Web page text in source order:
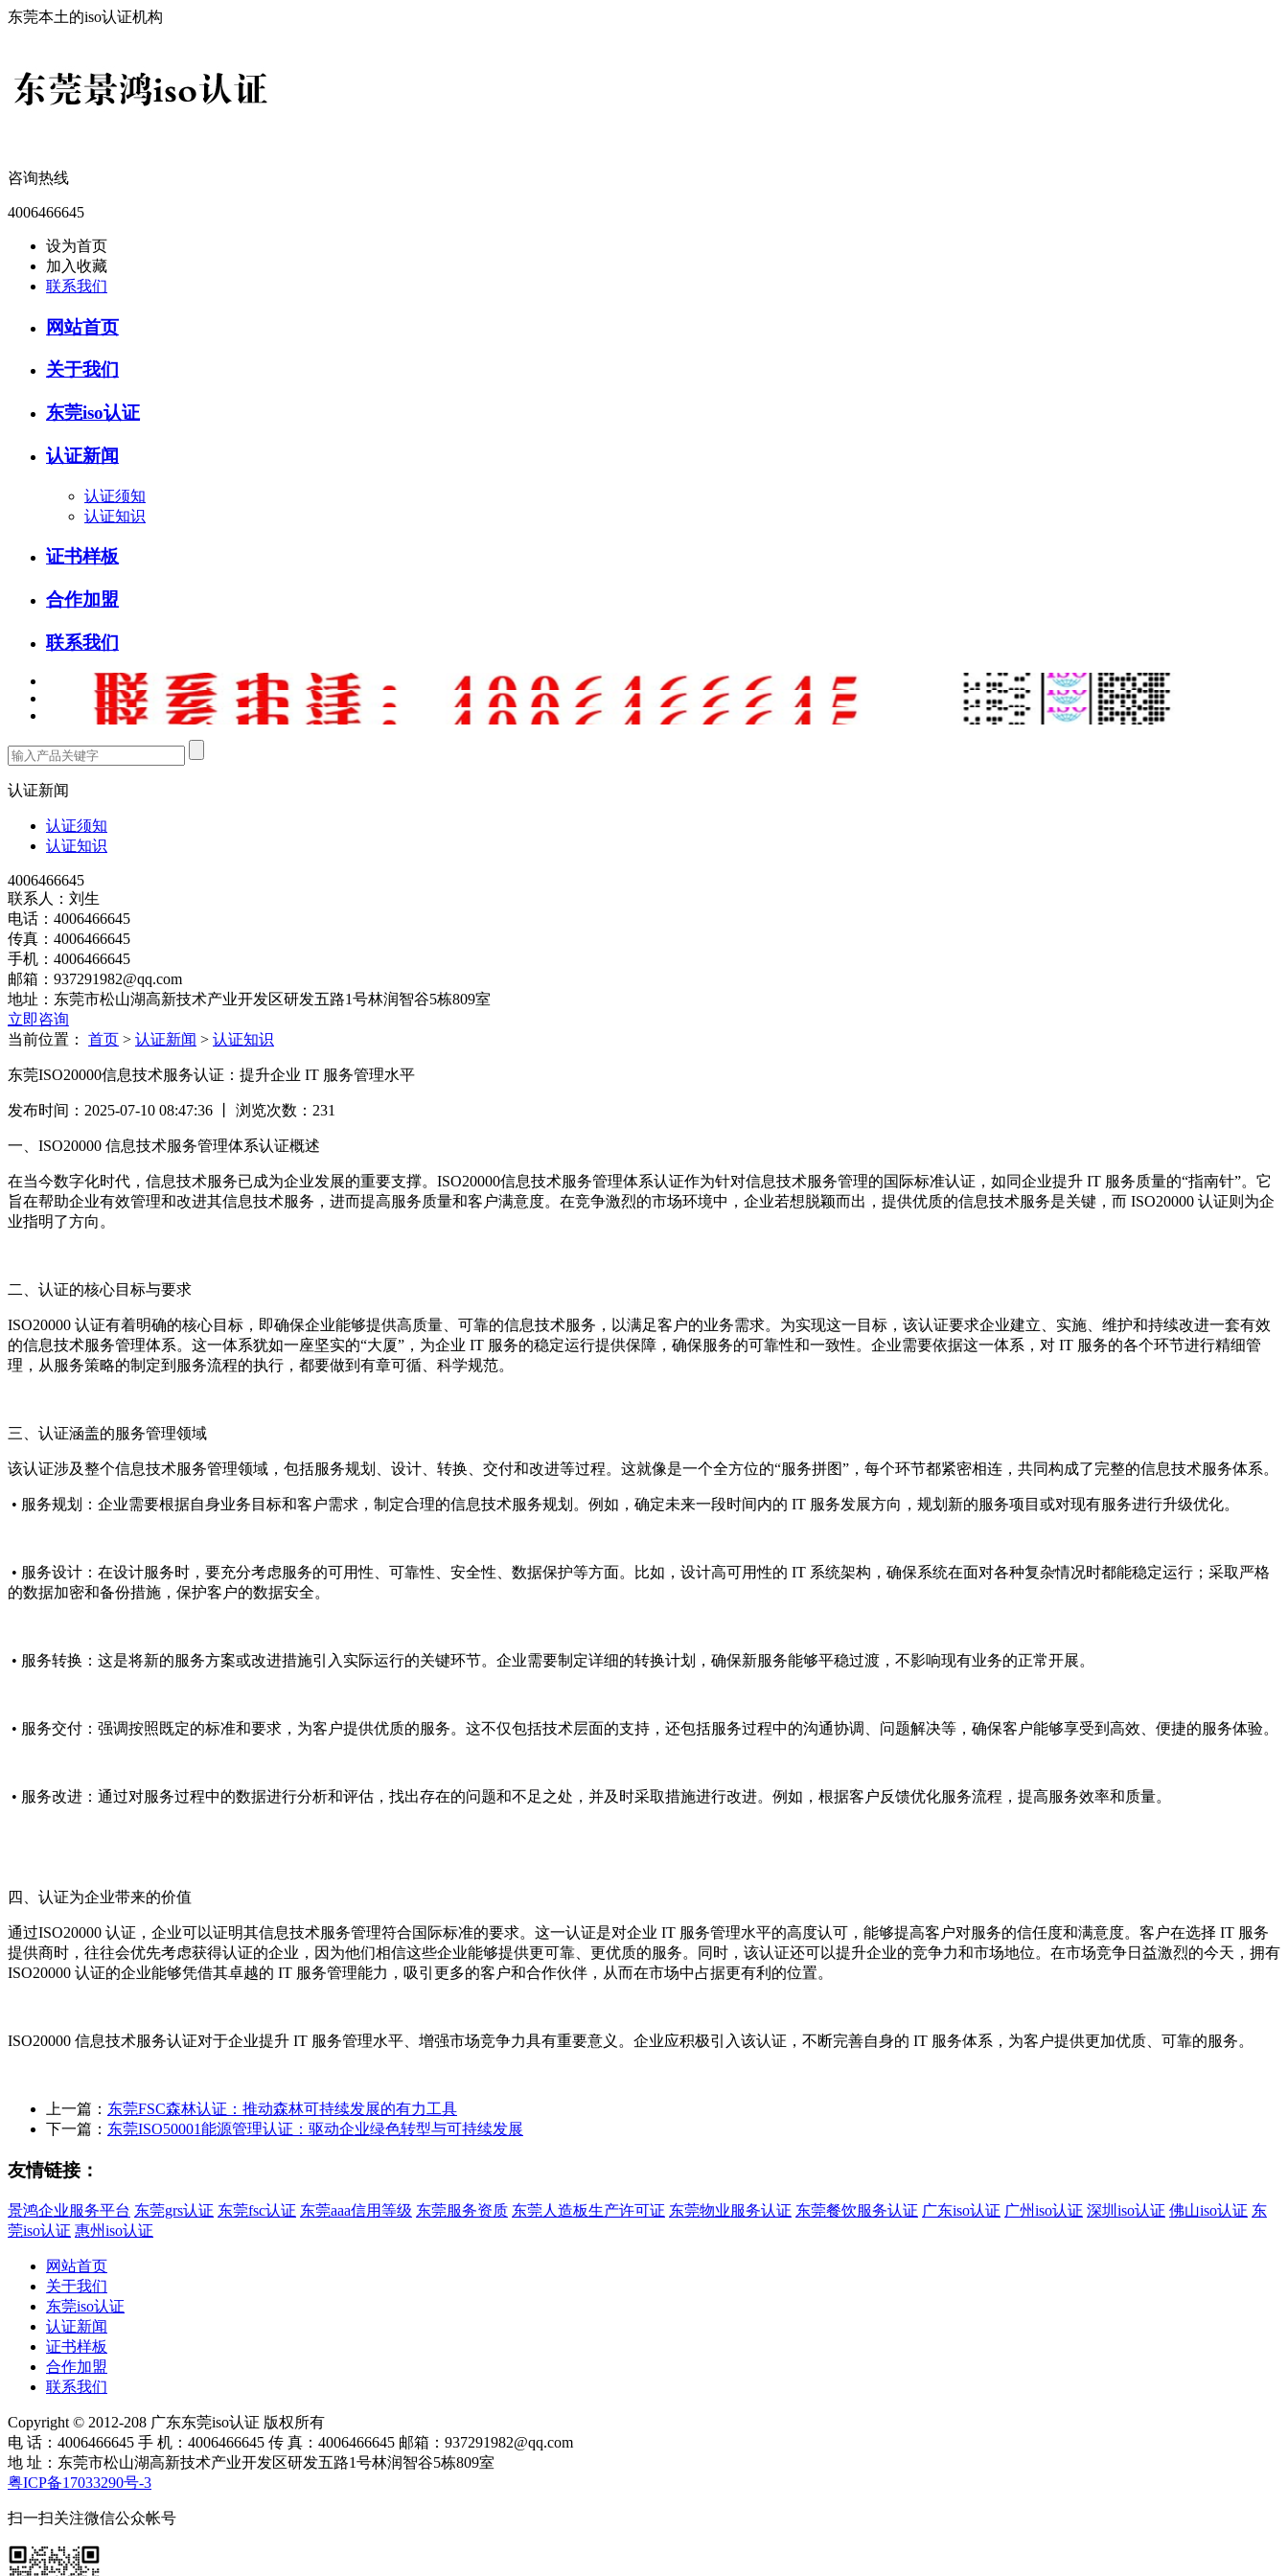
东莞本土的iso认证机构
咨询热线
4006466645
设为首页
加入收藏
联系我们
网站首页
关于我们
东莞iso认证
认证新闻
认证须知
认证知识
证书样板
合作加盟
联系我们
认证新闻
认证须知
认证知识
4006466645
联系人：刘生
电话：4006466645
传真：4006466645
手机：4006466645
邮箱：937291982@qq.com
地址：东莞市松山湖高新技术产业开发区研发五路1号林润智谷5栋809室
立即咨询
当前位置： 首页 > 认证新闻 > 认证知识
东莞ISO20000信息技术服务认证：提升企业 IT 服务管理水平
发布时间：2025-07-10 08:47:36 丨 浏览次数： 231
一、ISO20000 信息技术服务管理体系认证概述
在当今数字化时代，信息技术服务已成为企业发展的重要支撑。ISO20000信息技术服务管理体系认证作为针对信息技术服务管理的国际标准认证，如同企业提升 IT 服务质量的“指南针”。它
旨在帮助企业有效管理和改进其信息技术服务，进而提高服务质量和客户满意度。在竞争激烈的市场环境中，企业若想脱颖而出，提供优质的信息技术服务是关键，而 ISO20000 认证则为企
业指明了方向。
二、认证的核心目标与要求
ISO20000 认证有着明确的核心目标，即确保企业能够提供高质量、可靠的信息技术服务，以满足客户的业务需求。为实现这一目标，该认证要求企业建立、实施、维护和持续改进一套有效
的信息技术服务管理体系。这一体系犹如一座坚实的“大厦”，为企业 IT 服务的稳定运行提供保障，确保服务的可靠性和一致性。企业需要依据这一体系，对 IT 服务的各个环节进行精细管
理，从服务策略的制定到服务流程的执行，都要做到有章可循、科学规范。
三、认证涵盖的服务管理领域
该认证涉及整个信息技术服务管理领域，包括服务规划、设计、转换、交付和改进等过程。这就像是一个全方位的“服务拼图”，每个环节都紧密相连，共同构成了完整的信息技术服务体系。
• 服务规划：企业需要根据自身业务目标和客户需求，制定合理的信息技术服务规划。例如，确定未来一段时间内的 IT 服务发展方向，规划新的服务项目或对现有服务进行升级优化。
• 服务设计：在设计服务时，要充分考虑服务的可用性、可靠性、安全性、数据保护等方面。比如，设计高可用性的 IT 系统架构，确保系统在面对各种复杂情况时都能稳定运行；采取严格
的数据加密和备份措施，保护客户的数据安全。
• 服务转换：这是将新的服务方案或改进措施引入实际运行的关键环节。企业需要制定详细的转换计划，确保新服务能够平稳过渡，不影响现有业务的正常开展。
• 服务交付：强调按照既定的标准和要求，为客户提供优质的服务。这不仅包括技术层面的支持，还包括服务过程中的沟通协调、问题解决等，确保客户能够享受到高效、便捷的服务体验。
• 服务改进：通过对服务过程中的数据进行分析和评估，找出存在的问题和不足之处，并及时采取措施进行改进。例如，根据客户反馈优化服务流程，提高服务效率和质量。
四、认证为企业带来的价值
通过ISO20000 认证，企业可以证明其信息技术服务管理符合国际标准的要求。这一认证是对企业 IT 服务管理水平的高度认可，能够提高客户对服务的信任度和满意度。客户在选择 IT 服务
提供商时，往往会优先考虑获得认证的企业，因为他们相信这些企业能够提供更可靠、更优质的服务。同时，该认证还可以提升企业的竞争力和市场地位。在市场竞争日益激烈的今天，拥有
ISO20000 认证的企业能够凭借其卓越的 IT 服务管理能力，吸引更多的客户和合作伙伴，从而在市场中占据更有利的位置。
ISO20000 信息技术服务认证对于企业提升 IT 服务管理水平、增强市场竞争力具有重要意义。企业应积极引入该认证，不断完善自身的 IT 服务体系，为客户提供更加优质、可靠的服务。
上一篇： 东莞FSC森林认证：推动森林可持续发展的有力工具
下一篇： 东莞ISO50001能源管理认证：驱动企业绿色转型与可持续发展
友情链接：
景鸿企业服务平台 东莞grs认证 东莞fsc认证 东莞aaa信用等级 东莞服务资质 东莞人造板生产许可证 东莞物业服务认证 东莞餐饮服务认证 广东iso认证 广州iso认证 深圳iso认证 佛山iso认证 东
莞iso认证 惠州iso认证
网站首页
关于我们
东莞iso认证
认证新闻
证书样板
合作加盟
联系我们
Copyright © 2012-208 广东东莞iso认证 版权所有
电 话：4006466645 手 机：4006466645 传 真：4006466645 邮箱：937291982@qq.com
地 址：东莞市松山湖高新技术产业开发区研发五路1号林润智谷5栋809室
粤ICP备17033290号-3
扫一扫关注微信公众帐号